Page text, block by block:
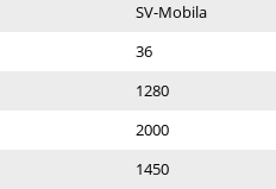
SV-Mobila
36
1280
2000
1450